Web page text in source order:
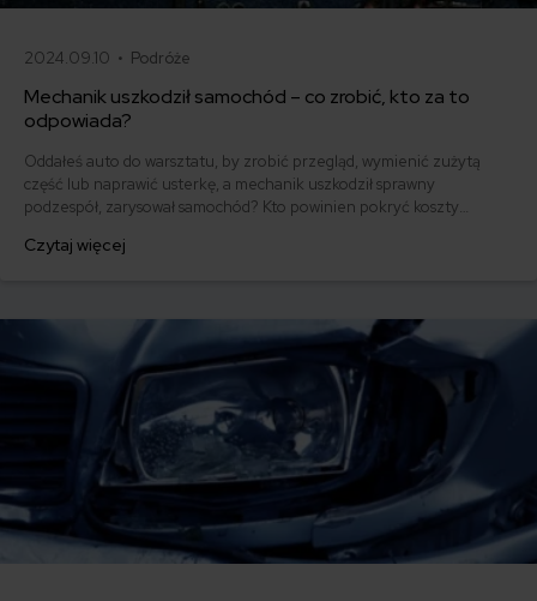
2024.09.10 • Podróże
Mechanik uszkodził samochód – co zrobić, kto za to
odpowiada?
Oddałeś auto do warsztatu, by zrobić przegląd, wymienić zużytą
część lub naprawić usterkę, a mechanik uszkodził sprawny
podzespół, zarysował samochód? Kto powinien pokryć koszty
Czytaj więcej